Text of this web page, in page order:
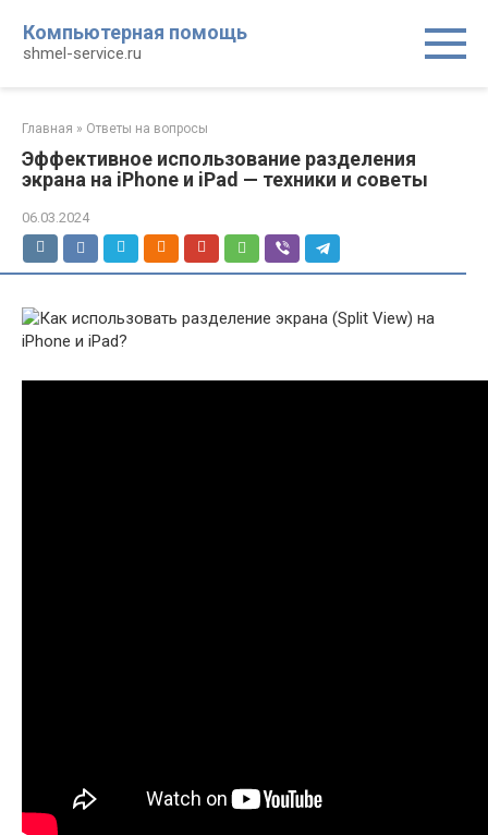
контенту
Компьютерная помощь
shmel-service.ru
Главная » Ответы на вопросы
Эффективное использование разделения
экрана на iPhone и iPad — техники и советы
06.03.2024